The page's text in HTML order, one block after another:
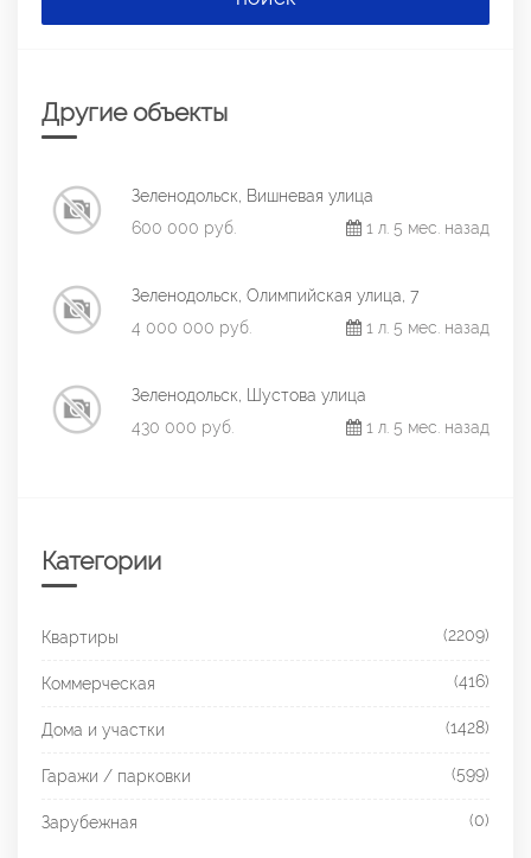
Другие объекты
Зеленодольск, Вишневая улица
600 000 руб.
1 л. 5 мес. назад
Зеленодольск, Олимпийская улица, 7
4 000 000 руб.
1 л. 5 мес. назад
Зеленодольск, Шустова улица
430 000 руб.
1 л. 5 мес. назад
Категории
Квартиры (2209)
Коммерческая (416)
Дома и участки (1428)
Гаражи / парковки (599)
Зарубежная (0)